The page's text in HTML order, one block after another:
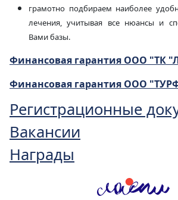
грамотно подбираем наиболее
лечения, учитывая все нюансы и
Вами базы.
Финансовая гарантия ООО "ТК
Финансовая гарантия ООО
Регистрационные
Вакансии
Награды